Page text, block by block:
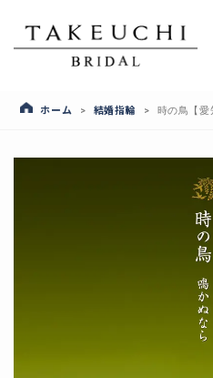
ホーム > 結婚指輪 > 時の鳥【愛